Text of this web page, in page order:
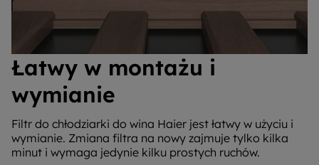
Łatwy w montażu i
wymianie
Filtr do chłodziarki do wina Haier jest łatwy w użyciu i
wymianie. Zmiana filtra na nowy zajmuje tylko kilka
minut i wymaga jedynie kilku prostych ruchów.